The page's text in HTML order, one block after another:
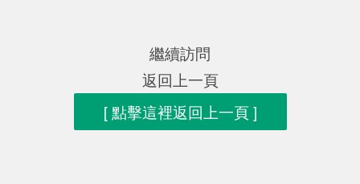
繼續訪問
返回上一頁
[ 點擊這裡返回上一頁 ]